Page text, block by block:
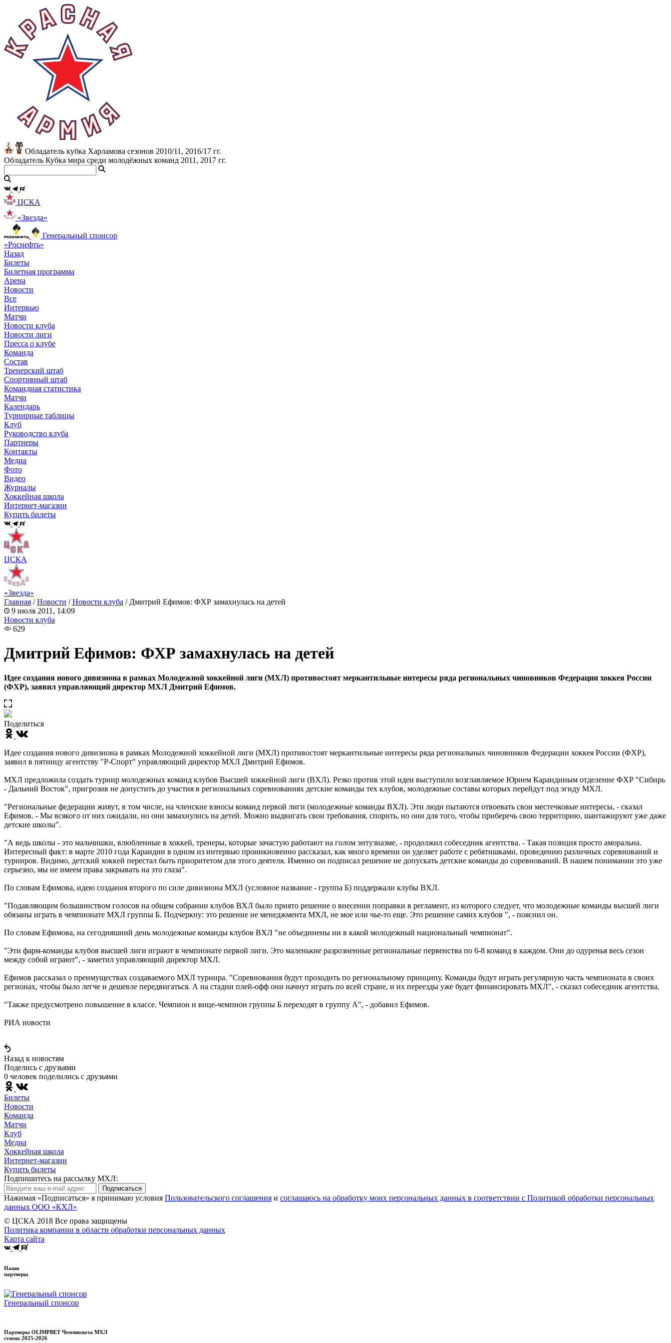
Обладатель кубка Харламова сезонов 2010/11, 2016/17 гг.
Обладатель Кубка мира среди молодёжных команд 2011, 2017 гг.
ЦСКА
«Звезда»
Генеральный спонсор
«Роснефть»
Назад
Билеты
Билетная программа
Арена
Новости
Все
Интервью
Матчи
Новости клуба
Новости лиги
Пресса о клубе
Команда
Состав
Тренерский штаб
Спортивный штаб
Командная статистика
Матчи
Календарь
Турнирные таблицы
Клуб
Руководство клуба
Партнеры
Контакты
Медиа
Фото
Видео
Журналы
Хоккейная школа
Интернет-магазин
Купить билеты
ЦСКА
«Звезда»
Главная /Новости /Новости клуба / Дмитрий Ефимов: ФХР замахнулась на детей
9 июля 2011, 14:09
Новости клуба
629
Дмитрий Ефимов: ФХР замахнулась на детей
Идее создания нового дивизиона в рамках Молодежной хоккейной лиги (МХЛ) противостоят меркантильные интересы ряда региональных чиновников Федерации хоккея России
(ФХР), заявил управляющий директор МХЛ Дмитрий Ефимов.
Поделиться
Идее создания нового дивизиона в рамках Молодежной хоккейной лиги (МХЛ) противостоят меркантильные интересы ряда региональных чиновников Федерации хоккея России (ФХР),
заявил в пятницу агентству "Р-Спорт" управляющий директор МХЛ Дмитрий Ефимов.
МХЛ предложила создать турнир молодежных команд клубов Высшей хоккейной лиги (ВХЛ). Резко против этой идеи выступило возглавляемое Юрием Карандиным отделение ФХР "Сибирь
- Дальний Восток", пригрозив не допустить до участия в региональных соревнованиях детские команды тех клубов, молодежные составы которых перейдут под эгиду МХЛ.
"Региональные федерации живут, в том числе, на членские взносы команд первой лиги (молодежные команды ВХЛ). Эти люди пытаются отвоевать свои местечковые интересы, - сказал
Ефимов. - Мы всякого от них ожидали, но они замахнулись на детей. Можно выдвигать свои требования, спорить, но они для того, чтобы приберечь свою территорию, шантажируют уже даже
детские школы".
"А ведь школы - это мальчишки, влюбленные в хоккей, тренеры, которые зачастую работают на голом энтузиазме, - продолжил собеседник агентства. - Такая позиция просто аморальна.
Интересный факт: в марте 2010 года Карандин в одном из интервью проникновенно рассказал, как много времени он уделяет работе с ребятишками, проведению различных соревнований и
турниров. Видимо, детский хоккей перестал быть приоритетом для этого деятеля. Именно он подписал решение не допускать детские команды до соревнований. В нашем понимании это уже
серьезно, мы не имеем права закрывать на это глаза".
По словам Ефимова, идею создания второго по силе дивизиона МХЛ (условное название - группа Б) поддержали клубы ВХЛ.
"Подавляющим большинством голосов на общем собрании клубов ВХЛ было приято решение о внесении поправки в регламент, из которого следует, что молодежные команды высшей лиги
обязаны играть в чемпионате МХЛ группы Б. Подчеркну: это решение не менеджмента МХЛ, не мое или чье-то еще. Это решение самих клубов ", - пояснил он.
По словам Ефимова, на сегодняшний день молодежные команды клубов ВХЛ "не объединены ни в какой молодежный национальный чемпионат".
"Эти фарм-команды клубов высшей лиги играют в чемпионате первой лиги. Это маленькие разрозненные региональные первенства по 6-8 команд в каждом. Они до одуренья весь сезон
между собой играют", - заметил управляющий директор МХЛ.
Ефимов рассказал о преимуществах создаваемого МХЛ турнира. "Соревнования будут проходить по региональному принципу. Команды будут играть регулярную часть чемпионата в своих
регионах, чтобы было легче и дешевле передвигаться. А на стадии плей-офф они начнут играть по всей стране, и их переезды уже будет финансировать МХЛ", - сказал собеседник агентства.
"Также предусмотрено повышение в классе. Чемпион и вице-чемпион группы Б переходят в группу А", - добавил Ефимов.
РИА новости
Назад к новостям
Поделись c друзьями
0 человек поделились c друзьями
Билеты
Новости
Команда
Матчи
Клуб
Медиа
Хоккейная школа
Интернет-магазин
Купить билеты
Подпишитесь на рассылку МХЛ:
Подписаться
Нажимая «Подписаться» я принимаю условия Пользовательского соглашения и соглашаюсь на обработку моих персональных данных в соответствии с Политикой обработки персональных
данных ООО «КХЛ»
© ЦСКА 2018 Все права защищены
Политика компании в области обработки персональных данных
Карта сайта
Наши
партнеры
Генеральный спонсор
Партнеры OLIMPBET Чемпионата МХЛ
сезона 2025-2026